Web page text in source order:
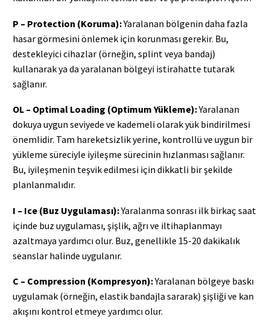
P – Protection (Koruma):Yaralanan bölgenin daha fazla
hasar görmesini önlemek için korunması gerekir. Bu,
destekleyici cihazlar (örneğin, splint veya bandaj)
kullanarak ya da yaralanan bölgeyi istirahatte tutarak
sağlanır.
OL – Optimal Loading (Optimum Yükleme):Yaralanan
dokuya uygun seviyede ve kademeli olarak yük bindirilmesi
önemlidir. Tam hareketsizlik yerine, kontrollü ve uygun bir
yükleme süreciyle iyileşme sürecinin hızlanması sağlanır.
Bu, iyileşmenin teşvik edilmesi için dikkatli bir şekilde
planlanmalıdır.
I – Ice (Buz Uygulaması):Yaralanma sonrası ilk birkaç saat
içinde buz uygulaması, şişlik, ağrı ve iltihaplanmayı
azaltmaya yardımcı olur. Buz, genellikle 15-20 dakikalık
seanslar halinde uygulanır.
C – Compression (Kompresyon):Yaralanan bölgeye baskı
uygulamak (örneğin, elastik bandajla sararak) şişliği ve kan
akışını kontrol etmeye yardımcı olur.